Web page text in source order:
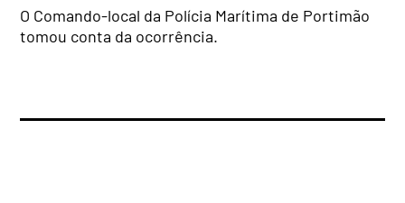
O Comando-local da Polícia Marítima de Portimão
tomou conta da ocorrência.